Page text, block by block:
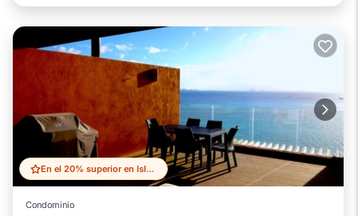
En el 20% superior en Isla Mujeres
Condominio